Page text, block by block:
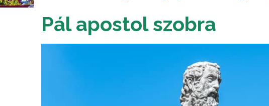
Pál apostol szobra